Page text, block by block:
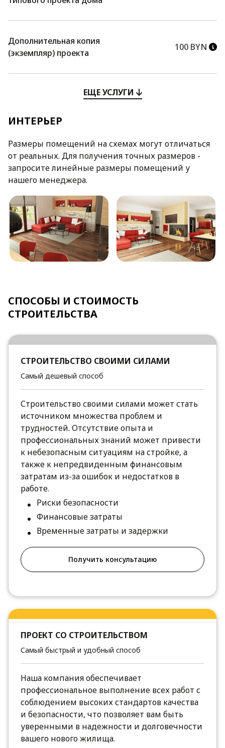
Дополнительная копия
(экземпляр) проекта
100 BYN
ЕЩЕ УСЛУГИ
ИНТЕРЬЕР
Размеры помещений на схемах могут отличаться
от реальных. Для получения точных размеров -
запросите линейные размеры помещений у
нашего менеджера.
СПОСОБЫ И СТОИМОСТЬ
СТРОИТЕЛЬСТВА
СТРОИТЕЛЬСТВО СВОИМИ СИЛАМИ
Самый дешевый способ
Строительство своими силами может стать
источником множества проблем и
трудностей. Отсутствие опыта и
профессиональных знаний может привести
к небезопасным ситуациям на стройке, а
также к непредвиденным финансовым
затратам из-за ошибок и недостатков в
работе.
Риски безопасности
Финансовые затраты
Временные затраты и задержки
Получить консультацию
ПРОЕКТ СО СТРОИТЕЛЬСТВОМ
Самый быстрый и удобный способ
Наша компания обеспечивает
профессиональное выполнение всех работ с
соблюдением высоких стандартов качества
и безопасности, что позволяет вам быть
уверенными в надежности и долговечности
вашего нового жилища.